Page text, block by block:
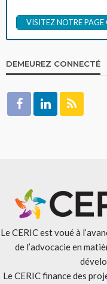
VISITEZ NOTRE
DEMEUREZ CONNECTÉ
Le CERIC est voué à
de l’advocacie en
Le CERIC finance des